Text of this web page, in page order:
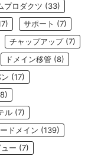
プロダクツ (33)
サポート (7)
チャップアップ(7)
ドメイン移管 (8)
(17)
ル (7)
ドメイン (139)
ー (7)